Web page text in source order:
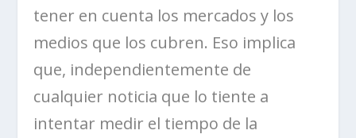
tener en cuenta los mercados y los
medios que los cubren. Eso implica
que, independientemente de
cualquier noticia que lo tiente a
intentar medir el tiempo de la